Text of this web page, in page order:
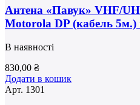
Антена «Павук» VHF/
Motorola DP (кабель 5м.)
В наявності
830,00 ₴
Додати в кошик
Арт. 1301